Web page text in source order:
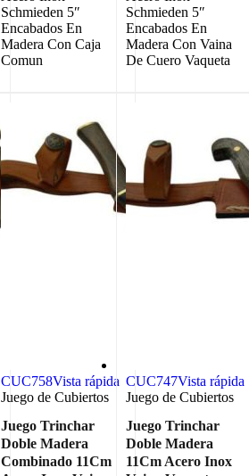
Schmieden 5″
Encabados En
Madera Con Caja
Comun
Schmieden 5″
Encabados En
Madera Con Vaina
De Cuero Vaqueta
CUC758Vista rápida
Juego de Cubiertos
Juego Trinchar
Doble Madera
Combinado 11Cm
CUC747Vista rápida
Juego de Cubiertos
Juego Trinchar
Doble Madera
11Cm Acero Inox